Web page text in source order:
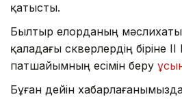
қатысты.
Былтыр елорданың
қаладағы скверлердің біріне
патшайымның есімін беру
Бұған дейін